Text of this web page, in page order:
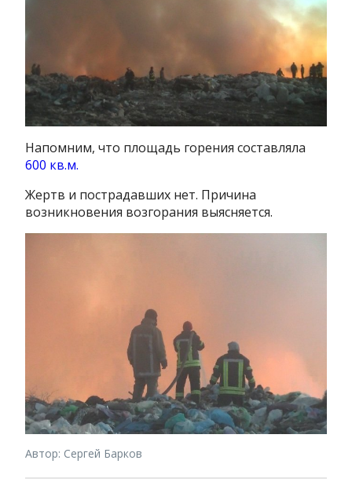
Напомним, что площадь горения составляла
600 кв.м.
Жертв и пострадавших нет. Причина
возникновения возгорания выясняется.
Автор: Сергей Барков